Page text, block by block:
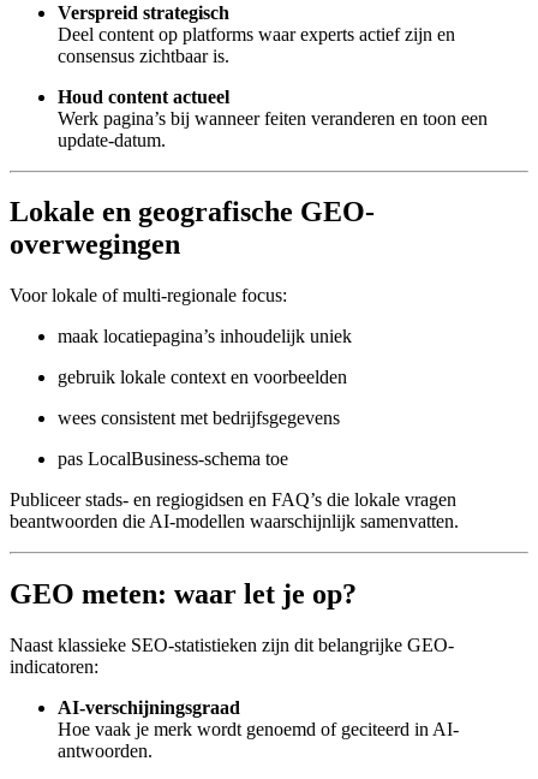
Verspreid strategisch
Deel content op platforms waar experts actief zijn en
consensus zichtbaar is.
Houd content actueel
Werk pagina’s bij wanneer feiten veranderen en toon een
update-datum.
Lokale en geografische GEO-
overwegingen
Voor lokale of multi-regionale focus:
maak locatiepagina’s inhoudelijk uniek
gebruik lokale context en voorbeelden
wees consistent met bedrijfsgegevens
pas LocalBusiness-schema toe
Publiceer stads- en regiogidsen en FAQ’s die lokale vragen
beantwoorden die AI-modellen waarschijnlijk samenvatten.
GEO meten: waar let je op?
Naast klassieke SEO-statistieken zijn dit belangrijke GEO-
indicatoren:
AI-verschijningsgraad
Hoe vaak je merk wordt genoemd of geciteerd in AI-
antwoorden.